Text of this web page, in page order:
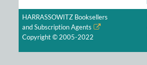
HARRASSOWITZ Booksellers
and Subscription Agents
Copyright © 2005-2022